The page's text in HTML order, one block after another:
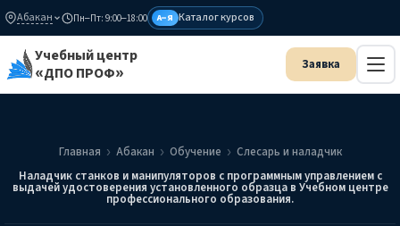
Абакан Пн–Пт: 9:00–18:00 А–Я Каталог курсов
Учебный центр
«ДПО ПРОФ»
Главная Абакан Обучение
Слесарь и наладчик
Наладчик станков и манипуляторов с программным управлением с
выдачей удостоверения установленного образца в Учебном центре
профессионального образования.